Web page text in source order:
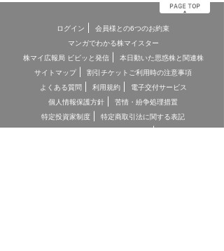
ログイン
会員様との6つのお約束
マンガでわかる株マイスター
株マイ広報局 ビビッと発信
本日動いた思惑株と関連株
サイトマップ
割引チケットご利用時の注意事項
よくある質問
利用規約
電子交付サービス
個人情報保護方針
苦情・紛争処理措置
特定投資家制度
特定商取引法に関する表記